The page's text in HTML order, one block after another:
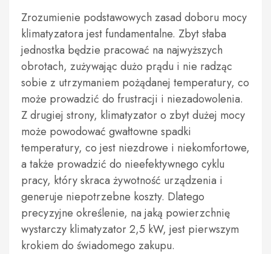
Zrozumienie podstawowych zasad doboru mocy
klimatyzatora jest fundamentalne. Zbyt słaba
jednostka będzie pracować na najwyższych
obrotach, zużywając dużo prądu i nie radząc
sobie z utrzymaniem pożądanej temperatury, co
może prowadzić do frustracji i niezadowolenia.
Z drugiej strony, klimatyzator o zbyt dużej mocy
może powodować gwałtowne spadki
temperatury, co jest niezdrowe i niekomfortowe,
a także prowadzić do nieefektywnego cyklu
pracy, który skraca żywotność urządzenia i
generuje niepotrzebne koszty. Dlatego
precyzyjne określenie, na jaką powierzchnię
wystarczy klimatyzator 2,5 kW, jest pierwszym
krokiem do świadomego zakupu.